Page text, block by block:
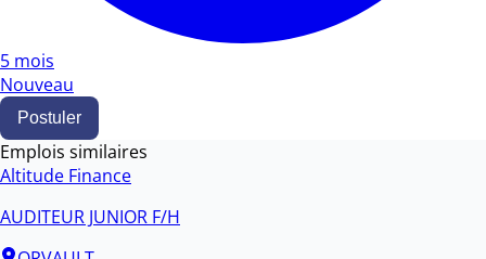
5 mois
Nouveau
Postuler
Emplois similaires
Altitude Finance
AUDITEUR JUNIOR F/H